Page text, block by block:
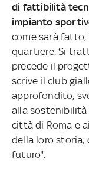
di fattibilità
impianto
come sarà
quartiere. Si
precede il
scrive il club
approfondito,
alla sostenibilità
città di Roma e
della loro storia,
futuro".